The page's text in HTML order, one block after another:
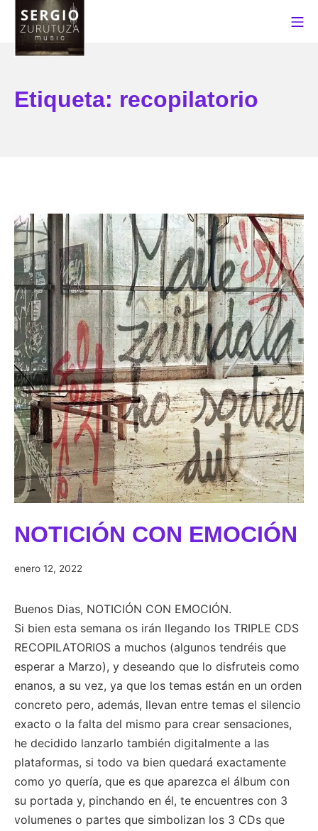
Saltar
contenido
Etiqueta: recopilatorio
NOTICIÓN CON EMOCIÓN
enero 12, 2022
Buenos Dias, NOTICIÓN CON EMOCIÓN.
Si bien esta semana os irán llegando los TRIPLE CDS
RECOPILATORIOS a muchos (algunos tendréis que
esperar a Marzo), y deseando que lo disfruteis como
enanos, a su vez, ya que los temas están en un orden
concreto pero, además, llevan entre temas el silencio
exacto o la falta del mismo para crear sensaciones,
he decidido lanzarlo también digitalmente a las
plataformas, si todo va bien quedará exactamente
como yo quería, que es que aparezca el álbum con
su portada y, pinchando en él, te encuentres con 3
volumenes o partes que simbolizan los 3 CDs que